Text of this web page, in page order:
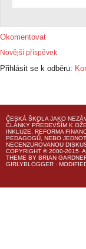
Okomentovat
Novější příspěvek
Přihlásit se k odběru:
ČESKÁ ŠKOLA JAKO
ČLÁNKY PŘEDEVŠÍM K
INKLUZE, REFORMA
PEDAGOGŮ, NEBO
NECENZUROVANOU
COPYRIGHT © 2000-2015·
THEME BY BRIAN
GIRLYBLOGGER ·